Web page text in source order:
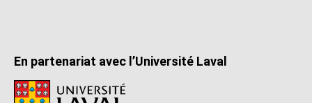
En partenariat avec l’Université Laval